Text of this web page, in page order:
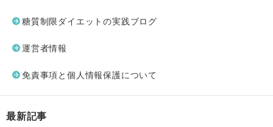
糖質制限ダイエットの実践ブログ
運営者情報
免責事項と個人情報保護について
最新記事